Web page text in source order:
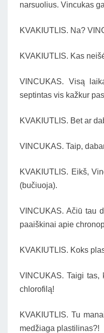
narsuolius. Vincukas
KVAKIUTLIS. Na?
KVAKIUTLIS. Kas
VINCUKAS. Visą
septintas vis kažkur
KVAKIUTLIS. Bet ar
VINCUKAS. Taip,
KVAKIUTLIS. Eikš,
(bučiuoja).
VINCUKAS. Ačiū tau
paaiškinai apie
KVAKIUTLIS. Koks
VINCUKAS. Taigi tas,
chlorofilą!
KVAKIUTLIS. Tu
medžiaga plastilinas?!